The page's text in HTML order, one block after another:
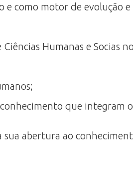
como motor de evolução e
Humanas e Socias
que integram
abertura ao